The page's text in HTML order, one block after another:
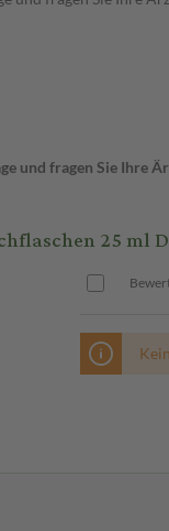
und fragen Sie Ihre
25 ml